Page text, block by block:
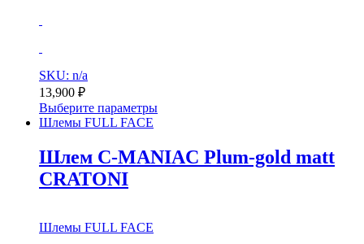
SKU: n/a
13,900 ₽
Выберите параметры
Шлемы FULL FACE
Шлем C-MANIAC Plum-gold matt
CRATONI
Шлемы FULL FACE